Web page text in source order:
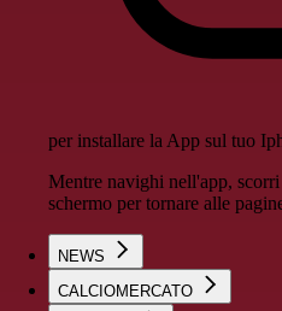
per installare la App sul tuo
Mentre navighi nell'app,
schermo per tornare alle
NEWS
CALCIOMERCATO